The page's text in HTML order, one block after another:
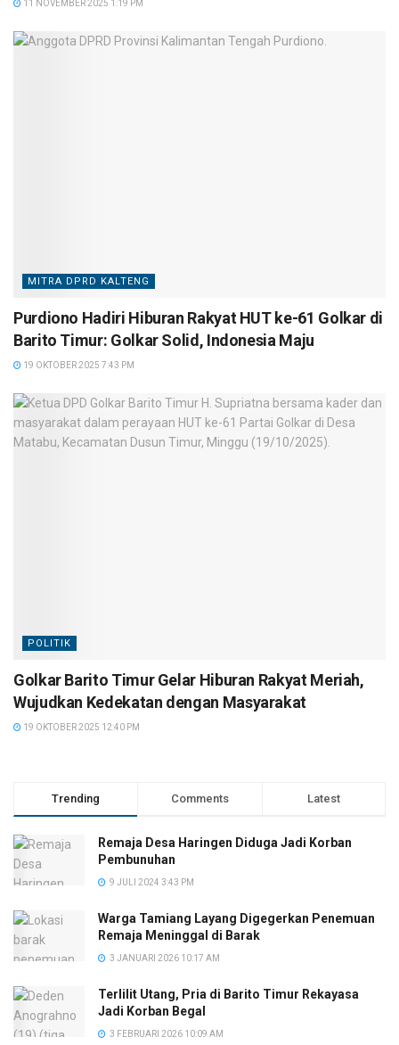
11 NOVEMBER 2025 1:19 PM
MITRA DPRD KALTENG
Purdiono Hadiri Hiburan Rakyat HUT ke-61 Golkar di
Barito Timur: Golkar Solid, Indonesia Maju
19 OKTOBER 2025 7:43 PM
POLITIK
Golkar Barito Timur Gelar Hiburan Rakyat Meriah,
Wujudkan Kedekatan dengan Masyarakat
19 OKTOBER 2025 12:40 PM
Trending Comments Latest
Remaja Desa Haringen Diduga Jadi Korban
Pembunuhan
9 JULI 2024 3:43 PM
Warga Tamiang Layang Digegerkan Penemuan
Remaja Meninggal di Barak
3 JANUARI 2026 10:17 AM
Terlilit Utang, Pria di Barito Timur Rekayasa
Jadi Korban Begal
3 FEBRUARI 2026 10:09 AM